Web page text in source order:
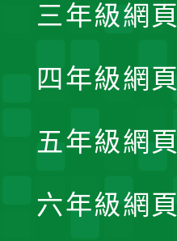
三年級網頁
四年級網頁
五年級網頁
六年級網頁